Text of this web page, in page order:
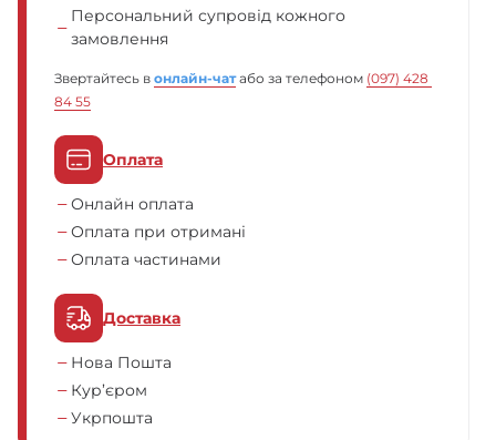
Персональний супровід кожного
замовлення
Звертайтесь в онлайн-чат або за телефоном (097) 428
84 55
Оплата
Онлайн оплата
Оплата при отримані
Оплата частинами
Доставка
Нова Пошта
Кур’єром
Укрпошта